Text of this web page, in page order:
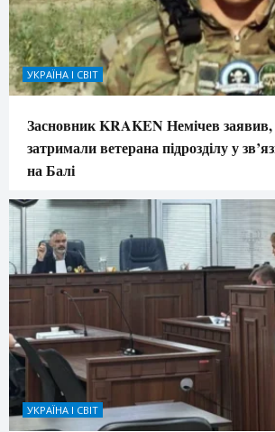
УКРАЇНА І СВІТ
Засновник KRAKEN Немічев
затримали ветерана підрозділу у
на Балі
УКРАЇНА І СВІТ